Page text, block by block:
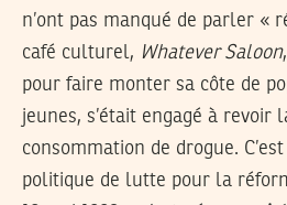
n’ont pas manqué de parler «
café culturel, Whatever Saloon
pour faire monter sa côte de
jeunes, s’était engagé à
consommation de drogue.
politique de lutte pour la